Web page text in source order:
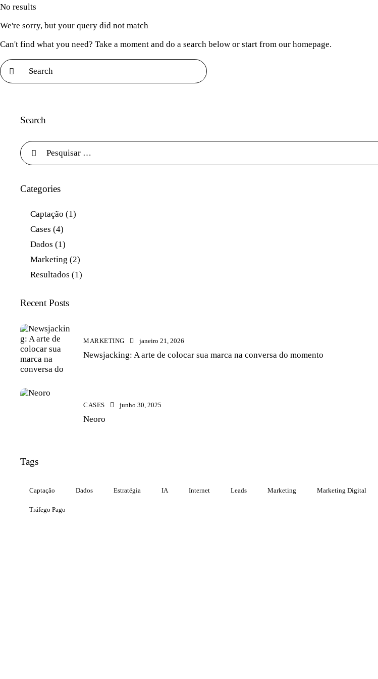
No results
We're sorry, but your query did not match
Can't find what you need? Take a moment and do a search below or start from our homepage.
Search
P
e
u
Categories
Captação (1)
Cases (4)
Dados (1)
Marketing (2)
Resultados (1)
Recent Posts
MARKETING janeiro 21, 2026
Newsjacking: A arte de colocar sua marca na conversa do momento
CASES junho 30, 2025
Neoro
Tags
Captação Dados Estratégia IA Internet Leads Marketing Marketing Digital
Tráfego Pago